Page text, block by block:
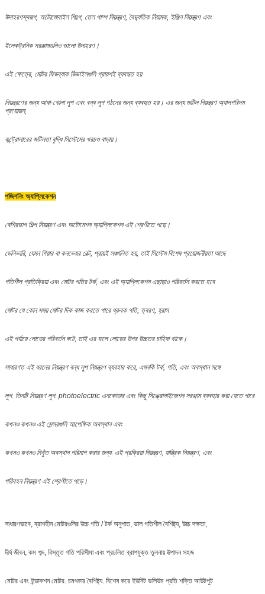
উদাহরণস্বরূপ, অটোমোবাইল শিল্পে, তেল পাম্প নিয়ন্ত্রণ, বৈদ্যুতিক নিয়ামক, ইঞ্জিন নিয়ন্ত্রণ এবং
ইলেকট্রনিক সরঞ্জামগুলিও ভালো উদাহরণ।
এই ক্ষেত্রে, মোটর ফিডব্যাক ডিভাইসগুলি প্রায়শই ব্যবহৃত হয়
নিয়ন্ত্রণের জন্য আধা-খোলা লুপ এবং বন্ধ লুপ গঠনের জন্য ব্যবহৃত হয়। এর জন্য জটিল নিয়ন্ত্রণ অ্যালগরিদম
প্রয়োজন,
কন্ট্রোলারের জটিলতা বৃদ্ধি সিস্টেমের খরচও বাড়ায়।
পজিশনিং অ্যাপ্লিকেশন
বেশিরভাগ শিল্প নিয়ন্ত্রণ এবং অটোমেশন অ্যাপ্লিকেশন এই শ্রেণীতে পড়ে।
ডেলিভারি, যেমন গিয়ার বা কনভেয়র বেল্ট, প্রায়ই সঞ্চালিত হয়, তাই সিস্টেম বিশেষ প্রয়োজনীয়তা আছে
গতিশীল প্রতিক্রিয়া এবং মোটর গতির টর্ক, এবং এই অ্যাপ্লিকেশন এছাড়াও পরিবর্তন করতে হবে
মোটর যে কোন সময় মোটর দিক কাজ করতে পারে ধ্রুবক গতি, ত্বরণ, হ্রাস
এই পর্যায়ে লোডের পরিবর্তন ঘটে, তাই এর ফলে লোডের উপর উচ্চতর চাহিদা থাকে।
সাধারণত এই ধরনের নিয়ন্ত্রণ বন্ধ লুপ নিয়ন্ত্রণ ব্যবহার করে, এমনকি টর্ক, গতি, এবং অবস্থান সঙ্গে
লুপ. তিনটি নিয়ন্ত্রণ লুপ. photoelectric এনকোডার এবং কিছু সিঙ্ক্রোনাইজেশন সরঞ্জাম ব্যবহার করা যেতে পারে
কখনও কখনও এই সেন্সরগুলি আপেক্ষিক অবস্থান এবং
কখনও কখনও নিখুঁত অবস্থান পরিমাপ করার জন্য. এই প্রক্রিয়া নিয়ন্ত্রণ, যান্ত্রিক নিয়ন্ত্রণ, এবং
পরিবহন নিয়ন্ত্রণ এই শ্রেণীতে পড়ে।
সাধারণভাবে, ব্রাশহীন মোটরগুলির উচ্চ গতি / টর্ক অনুপাত, ভাল গতিশীল বৈশিষ্ট্য, উচ্চ দক্ষতা,
দীর্ঘ জীবন, কম শব্দ, বিস্তৃত গতি পরিসীমা এবং প্রচলিত ব্রাশযুক্ত তুলনায় উত্পাদন সহজ
মোটর এবং ইন্ডাকশন মোটর. চমৎকার বৈশিষ্ট্য. বিশেষ করে ইউনিট ভলিউম প্রতি শক্তি আউটপুট